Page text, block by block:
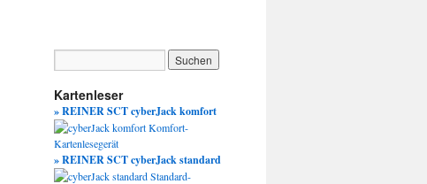
Kartenleser
» REINER SCT cyberJack komfort
» REINER SCT cyberJack standard